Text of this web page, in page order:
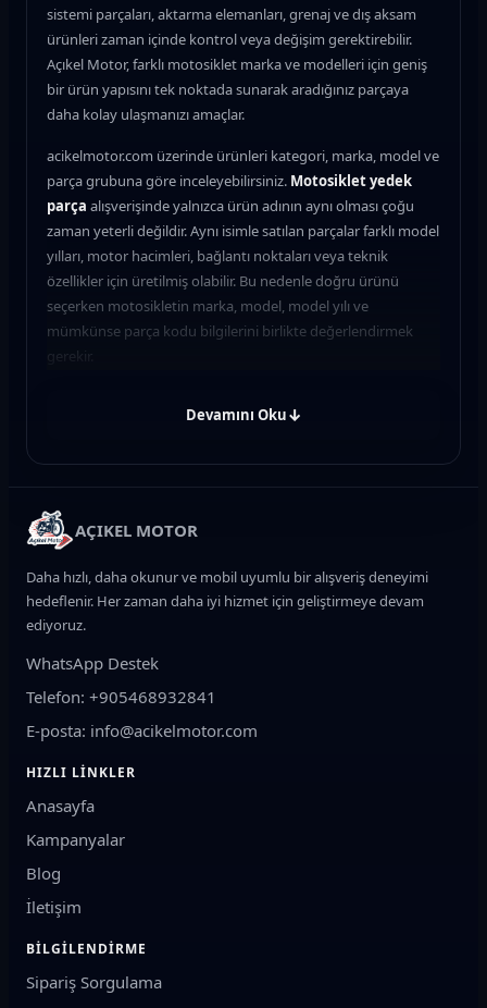
sistemi parçaları, aktarma elemanları, grenaj ve dış aksam
ürünleri zaman içinde kontrol veya değişim gerektirebilir.
Açıkel Motor, farklı motosiklet marka ve modelleri için geniş
bir ürün yapısını tek noktada sunarak aradığınız parçaya
daha kolay ulaşmanızı amaçlar.
acikelmotor.com üzerinde ürünleri kategori, marka, model ve
parça grubuna göre inceleyebilirsiniz. Motosiklet yedek
parça alışverişinde yalnızca ürün adının aynı olması çoğu
zaman yeterli değildir. Aynı isimle satılan parçalar farklı model
yılları, motor hacimleri, bağlantı noktaları veya teknik
özellikler için üretilmiş olabilir. Bu nedenle doğru ürünü
seçerken motosikletin marka, model, model yılı ve
mümkünse parça kodu bilgilerini birlikte değerlendirmek
gerekir.
Motosiklet Yedek Parça Nedir?
mevcut bir bileşenin yenilenmesi, değiştirilmesi, bakımının
amacıyla kullanılan ürünlerin genel adıdır. Bu kapsam
motorun iç mekanik parçalarından fren sistemine, elektrik
tesisatından aydınlatma grubuna, süspansiyondan kaporta
ve grenaj parçalarına kadar oldukça geniştir.
Bir motosiklet üzerinde yüzlerce parça birlikte çalışır. Piston,
segman, conta, supap, krank, debriyaj ve yağlama sistemi
diski, kaliper ve merkezler güvenli duruş için görev yapar.
Elektrik tarafında akü, konjektör, statör, ateşleme bobini,
kayış, varyatör ve debriyaj parçaları ise motor gücünün
tekerleğe aktarılmasında rol oynar.
belirlemektir. Aynı marka altında benzer isimlere sahip birçok
model bulunabilir ve bazı parçalar görünüş olarak birbirine
değerler bakımından farklı olabilir. Özellikle motor, fren,
Devamını Oku↓
AÇIKEL MOTOR
Daha hızlı, daha okunur ve mobil uyumlu bir alışveriş deneyimi
hedeflenir. Her zaman daha iyi hizmet için geliştirmeye devam
ediyoruz.
WhatsApp Destek
Telefon: +905468932841
E-posta: info@acikelmotor.com
HIZLI LINKLER
Anasayfa
Kampanyalar
Blog
İletişim
BILGILENDIRME
Sipariş Sorgulama